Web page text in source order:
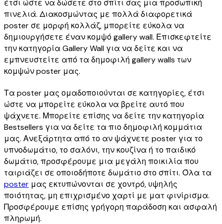
έτσι ώστε να δώσετε στο σπίτι σας μια προσωπική
πινελιά. Διακοσμώντας με πολλά διαφορετικά
poster σε μορφή κολλάζ, μπορείτε εύκολα να
δημιουργήσετε έναν κομψό gallery wall. Επισκεφτείτε
την κατηγορία Gallery Wall για να δείτε και να
εμπνευστείτε από τα δημοφιλή gallery walls των
κομψών poster μας.
Τα poster μας ομαδοποιούνται σε κατηγορίες, έτσι
ώστε να μπορείτε εύκολα να βρείτε αυτό που
ψάχνετε. Μπορείτε επίσης να δείτε την κατηγορία
Bestsellers για να δείτε τα πιο δημοφιλή κομμάτια
μας. Ανεξάρτητα από το αν ψάχνετε poster για το
υπνοδωμάτιο, το σαλόνι, την κουζίνα ή το παιδικό
δωμάτιο, προσφέρουμε μια μεγάλη ποικιλία που
ταιριάζει σε οποιοδήποτε δωμάτιο στο σπίτι. Όλα τα
poster μας εκτυπώνονται σε χοντρό, υψηλής
ποιότητας, μη επιχρισμένο χαρτί με ματ φινίρισμα.
Προσφέρουμε επίσης γρήγορη παράδοση και ασφαλή
πληρωμή.